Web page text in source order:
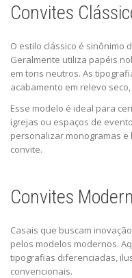
Convites
O estilo clássico é sinônimo
Geralmente utiliza papéis
em tons neutros. As
acabamento em relevo
Esse modelo é ideal para
igrejas ou espaços de
personalizar monogramas
convite.
Convites
Casais que buscam
pelos modelos modernos.
tipografias diferenciadas,
convencionais.